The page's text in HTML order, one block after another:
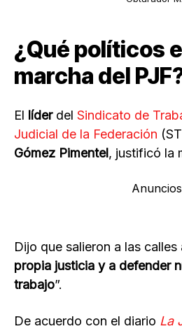
¿Qué políticos
marcha del
El líder del Sindicato de
Judicial de la Federación
Gómez Pimentel, justificó la
Anuncios
Dijo que salieron a las calles
propia justicia y a defender
trabajo”.
De acuerdo con el diario La